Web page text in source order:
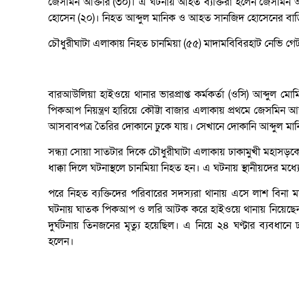
হোসেন (২০)। নিহত আব্দুল মানিক ও আহত সানজিদ হোসেনের
চৌধুরীঘাটা এলাকায় নিহত চানমিয়া (৫৫) মাদামবিবিরহাট
বারআউলিয়া হাইওয়ে থানার ভারপ্রাপ্ত কর্মকর্তা (ওসি) আব্দুল
পিকআপ নিয়ন্ত্রণ হারিয়ে কৌট্টা বাজার এলাকায় প্রথমে
আসবাবপত্র তৈরির দোকানে ঢুকে যায়। সেখানে দোকানি আব্দুল
সন্ধ্যা সোয়া সাতটার দিকে চৌধুরীঘাটা এলাকায় ঢাকামুখী
ধাক্কা দিলে ঘটনাস্থলে চানমিয়া নিহত হন। এ ঘটনায় স্থানীয়দের
পরে নিহত ব্যক্তিদের পরিবারের সদস্যরা থানায় এসে লাশ
ঘটনায় ঘাতক পিকআপ ও লরি আটক করে হাইওয়ে থানায়
দুর্ঘটনায় তিনজনের মৃত্যু হয়েছিল। এ নিয়ে ২৪ ঘণ্টার
হলেন।